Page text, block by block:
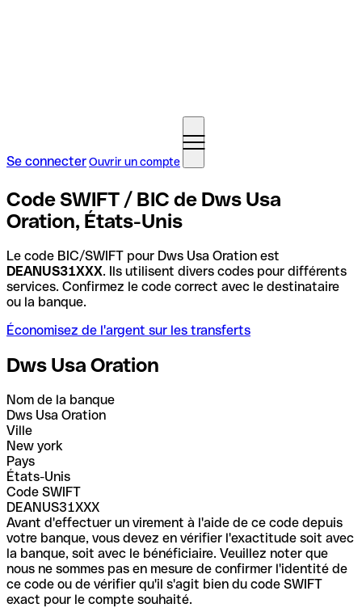
Se connecterOuvrir un compte
Code SWIFT / BIC de Dws Usa
Oration, États-Unis
Le code BIC/SWIFT pour Dws Usa Oration est
DEANUS31XXX. Ils utilisent divers codes pour différents
services. Confirmez le code correct avec le destinataire
ou la banque.
Économisez de l'argent sur les transferts
Dws Usa Oration
Nom de la banque
Dws Usa Oration
Ville
New york
Pays
États-Unis
Code SWIFT
DEANUS31XXX
Avant d'effectuer un virement à l'aide de ce code depuis
votre banque, vous devez en vérifier l'exactitude soit avec
la banque, soit avec le bénéficiaire. Veuillez noter que
nous ne sommes pas en mesure de confirmer l'identité de
ce code ou de vérifier qu'il s'agit bien du code SWIFT
exact pour le compte souhaité.